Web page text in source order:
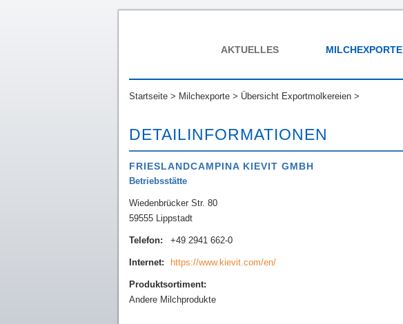
AKTUELLES MILCHEXPORTE
Startseite > Milchexporte > Übersicht Exportmolkereien >
DETAILINFORMATIONEN
FRIESLANDCAMPINA KIEVIT GMBH
Betriebsstätte
Wiedenbrücker Str. 80
59555 Lippstadt
Telefon: +49 2941 662-0
Internet: https://www.kievit.com/en/
Produktsortiment:
Andere Milchprodukte